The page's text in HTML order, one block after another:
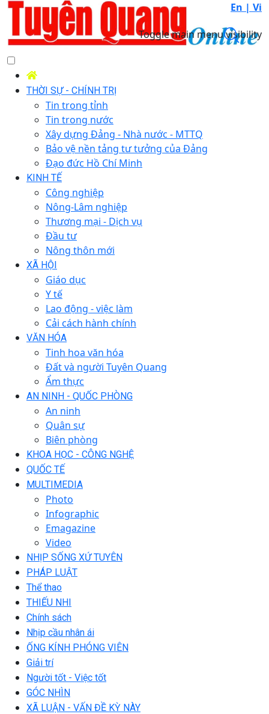
En | Vi
Toggle main menu visibility
THỜI SỰ - CHÍNH TRỊ
Tin trong tỉnh
Tin trong nước
Xây dựng Đảng - Nhà nước - MTTQ
Bảo vệ nền tảng tư tưởng của Đảng
Đạo đức Hồ Chí Minh
KINH TẾ
Công nghiệp
Nông-Lâm nghiệp
Thương mại - Dịch vụ
Đầu tư
Nông thôn mới
XÃ HỘI
Giáo dục
Y tế
Lao động - việc làm
Cải cách hành chính
VĂN HÓA
Tinh hoa văn hóa
Đất và người Tuyên Quang
Ẩm thực
AN NINH - QUỐC PHÒNG
An ninh
Quân sự
Biên phòng
KHOA HỌC - CÔNG NGHỆ
QUỐC TẾ
MULTIMEDIA
Photo
Infographic
Emagazine
Video
NHỊP SỐNG XỨ TUYÊN
PHÁP LUẬT
Thể thao
THIẾU NHI
Chính sách
Nhịp cầu nhân ái
ỐNG KÍNH PHÓNG VIÊN
Giải trí
Người tốt - Việc tốt
GÓC NHÌN
XÃ LUẬN - VẤN ĐỀ KỲ NÀY